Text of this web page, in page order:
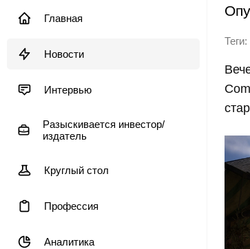
Главная
Новости
Интервью
Разыскивается инвестор/
издатель
Круглый стол
Профессия
Аналитика
Теги: